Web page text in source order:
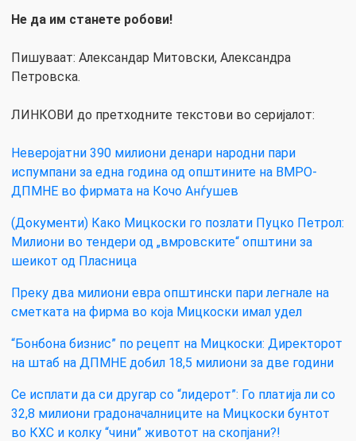
Не да им станете робови!
Пишуваат: Александар Митовски, Александра
Петровска.
ЛИНКОВИ до претходните текстови во серијалот:
Неверојатни 390 милиони денари народни пари
испумпани за една година од општините на ВМРО-
ДПМНЕ во фирмата на Кочо Анѓушев
(Документи) Како Мицкоски го позлати Пуцко Петрол:
Mилиони во тендери од „вмровските“ општини за
шеикот од Пласница
Преку два милиони евра општински пари легнале на
сметката на фирма во која Мицкоски имал удел
“Бонбона бизнис” по рецепт на Мицкоски: Директорот
на штаб на ДПМНЕ добил 18,5 милиони за две години
Се исплати да си другар со “лидерот”: Го платија ли со
32,8 милиони градоначалниците на Мицкоски бунтот
во КХС и колку “чини” животот на скопјани?!